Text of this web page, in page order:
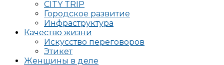
CITY TRIP
Городское развитие
Инфраструктура
Качество жизни
Искусство переговоров
Этикет
Женщины в деле